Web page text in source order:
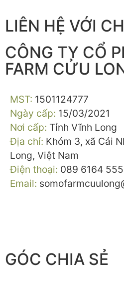
LIÊN HỆ VỚI
CÔNG TY CỔ
FARM CỬU
MST: 1501124777
Ngày cấp: 15/03/2021
Nơi cấp: Tỉnh Vĩnh Long
Địa chỉ: Khóm 3, xã Cái
Long, Việt Nam
Điện thoại: 089 6164 555
Email:
GÓC CHIA SẺ